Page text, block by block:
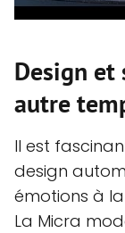
Design et
autre
Il est
design
émotions à
La Micra